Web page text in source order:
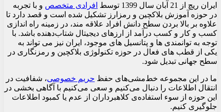
ایران ریچ از 21 آبان سال 1399 توسط افرادی متخصص و با تجربه
در حوزه آموزش بلاکچین و رمزارز تشکیل شده است و قصد دارد تا
علاوه بر بالا بردن سطح دانش افراد علاقه مند، در زمینه راه اندازی
کسب و کار و کسب درآمد از ارزهای دیجیتال شتاب‌دهنده باشد. با
توجه به توانمندی ها و پتانسیل های موجود، ایران نیز می تواند به
یکی از قطب های فعال در حوزه تکنولوژی بلاکچین و رمزنگاری در
سطح جهانی تبدیل شود.
ما در این مجموعه خط‌مشی‌های حفظ حریم خصوصی، شفافیت در
انتقال اطلاعات را دنبال می‌کنیم و سعی می‌کنیم با آگاهی بخشی در
این حوزه از سوء استفاده‌ی کلاهبرداران از عدم یا کمبود اطلاعات
جلوگیری کنیم.